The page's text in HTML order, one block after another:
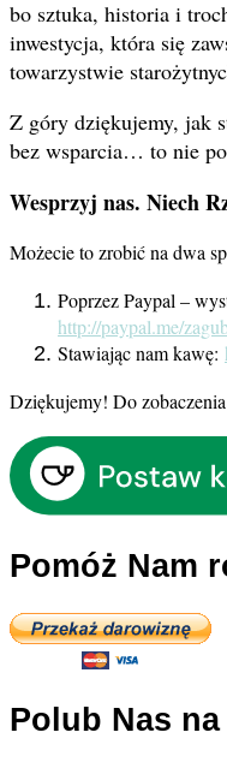
bo sztuka, historia i
inwestycja, która się
towarzystwie
Z góry dziękujemy, jak
bez wsparcia… to nie
Wesprzyj nas. Niech
Możecie to zrobić na dwa
Poprzez Paypal –
http://paypal.me/
Stawiając nam kawę:
Dziękujemy! Do
Pomóż Nam
Polub Nas